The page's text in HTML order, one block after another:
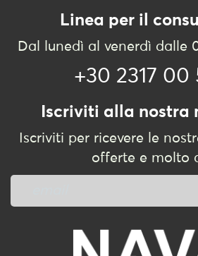
Linea per il
Dal lunedì al venerdì dalle
+30 2317 00
Iscriviti alla nostra
Iscriviti per ricevere le
offerte e molto